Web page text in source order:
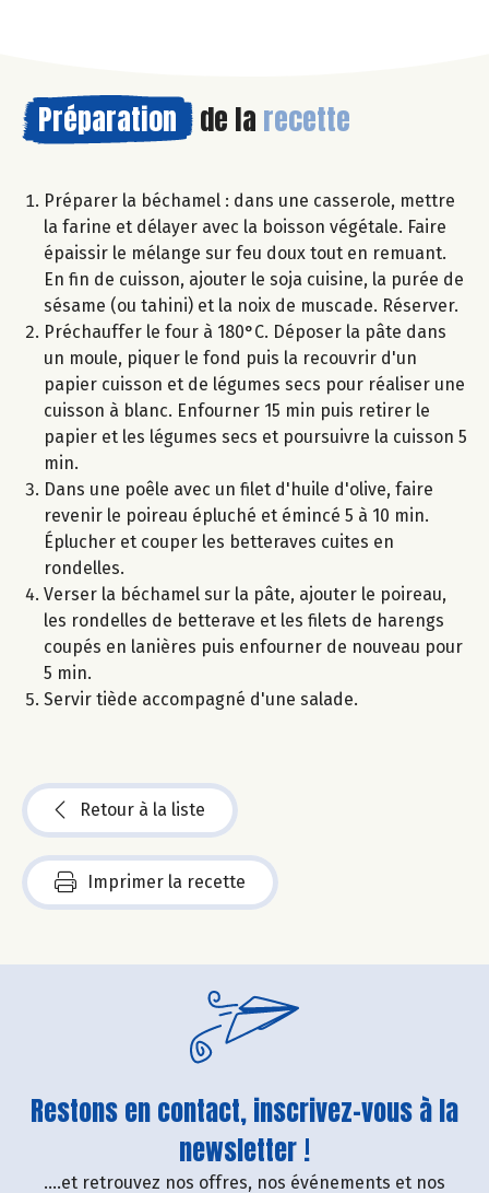
Préparation de la recette
Préparer la béchamel : dans une casserole, mettre
la farine et délayer avec la boisson végétale. Faire
épaissir le mélange sur feu doux tout en remuant.
En fin de cuisson, ajouter le soja cuisine, la purée de
sésame (ou tahini) et la noix de muscade. Réserver.
Préchauffer le four à 180°C. Déposer la pâte dans
un moule, piquer le fond puis la recouvrir d'un
papier cuisson et de légumes secs pour réaliser une
cuisson à blanc. Enfourner 15 min puis retirer le
papier et les légumes secs et poursuivre la cuisson 5
min.
Dans une poêle avec un filet d'huile d'olive, faire
revenir le poireau épluché et émincé 5 à 10 min.
Éplucher et couper les betteraves cuites en
rondelles.
Verser la béchamel sur la pâte, ajouter le poireau,
les rondelles de betterave et les filets de harengs
coupés en lanières puis enfourner de nouveau pour
5 min.
Servir tiède accompagné d'une salade.
Retour à la liste
Imprimer la recette
Restons en contact, inscrivez-vous à la
newsletter !
....et retrouvez nos offres, nos événements et nos